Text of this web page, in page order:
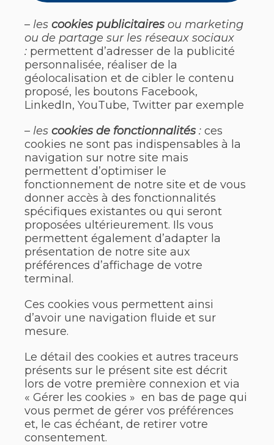
– les cookies publicitairesou marketing
ou de partage sur les réseaux sociaux
: permettent d’adresser de la publicité
personnalisée, réaliser de la
géolocalisation et de cibler le contenu
proposé, les boutons Facebook,
LinkedIn, YouTube, Twitter par exemple
– les cookies de fonctionnalités: ces
cookies ne sont pas indispensables à la
navigation sur notre site mais
permettent d’optimiser le
fonctionnement de notre site et de vous
donner accès à des fonctionnalités
spécifiques existantes ou qui seront
proposées ultérieurement. Ils vous
permettent également d’adapter la
présentation de notre site aux
préférences d’affichage de votre
terminal.
Ces cookies vous permettent ainsi
d’avoir une navigation fluide et sur
mesure.
Le détail des cookies et autres traceurs
présents sur le présent site est décrit
lors de votre première connexion et via
« Gérer les cookies » en bas de page qui
vous permet de gérer vos préférences
et, le cas échéant, de retirer votre
consentement.